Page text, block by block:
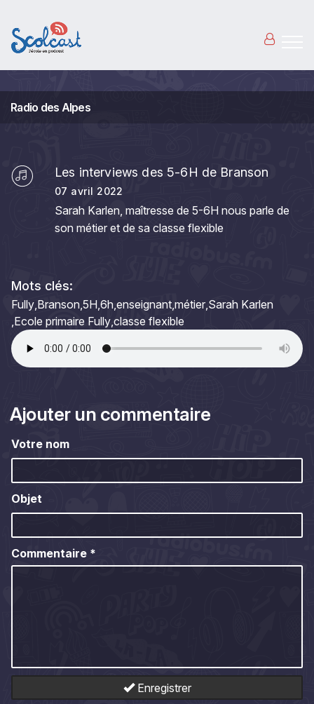
Radio des Alpes
Les interviews des 5-6H de Branson
07 avril 2022
Sarah Karlen, maîtresse de 5-6H nous parle de
son métier et de sa classe flexible
Mots clés:
Fully Branson 5H 6h enseignant métier Sarah Karlen
Ecole primaire Fully classe flexible
Ajouter un commentaire
Votre nom
Objet
Commentaire *
Enregistrer